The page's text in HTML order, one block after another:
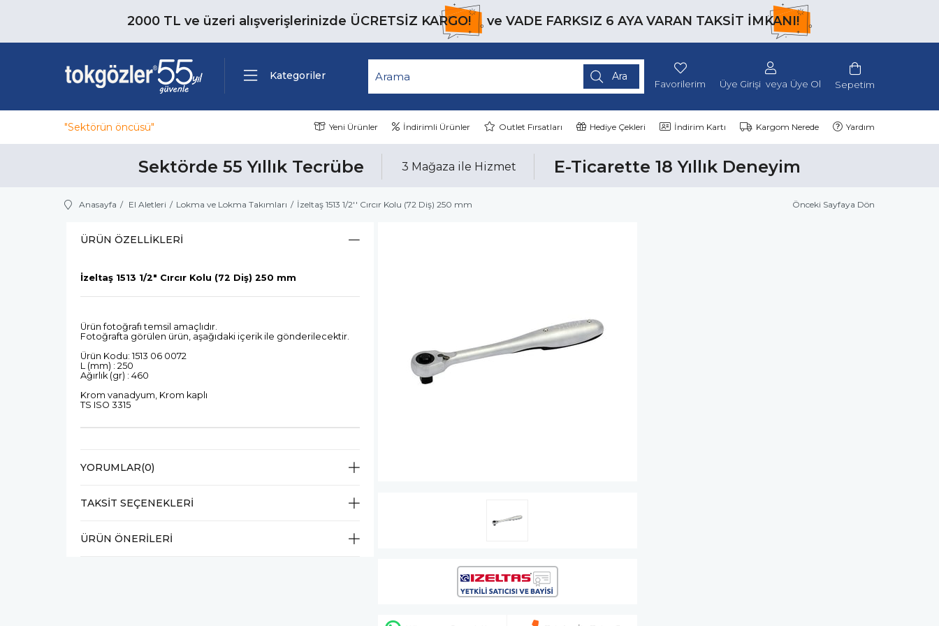
2000 TL ve üzeri alışverişlerinizde ÜCRETSİZ KARGO! ve VADE FARKSIZ 6 AYA VARAN TAKSİT İMKANI!
Kategoriler
Sepetim
Üye Girişi Üye Ol
Favorilerim
"Sektörün öncüsü" Yeni Ürünler İndirimli Ürünler Outlet Fırsatları Hediye Çekleri İndirim Kartı Kargom Nerede Yardım
Sektörde 55 Yıllık Tecrübe 3 Mağaza ile Hizmet E-Ticarette 18 Yıllık Deneyim
Anasayfa El Aletleri Lokma ve Lokma Takımları İzeltaş 1513 1/2'' Cırcır Kolu (72 Diş) 250 mm Önceki Sayfaya Dön
ÜRÜN ÖZELLIKLERI
İzeltaş 1513 1/2" Cırcır Kolu (72 Diş) 250 mm
Ürün fotoğrafı temsil amaçlıdır.
Fotoğrafta görülen ürün, aşağıdaki içerik ile gönderilecektir.
Ürün Kodu: 1513 06 0072
L (mm) : 250
Ağırlık (gr) : 460
Krom vanadyum, Krom kaplı
TS ISO 3315
YORUMLAR(0)
TAKSIT SEÇENEKLERI
ÜRÜN ÖNERILERI